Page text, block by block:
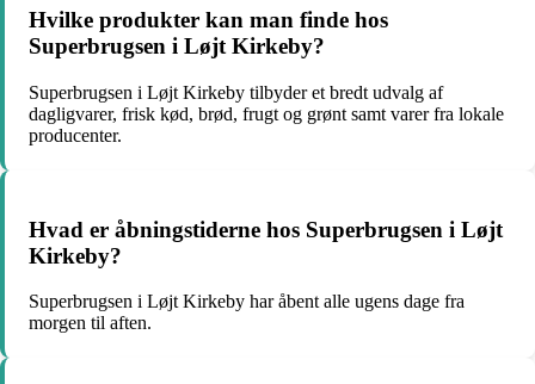
Hvilke produkter kan man finde hos
Superbrugsen i Løjt Kirkeby?
Superbrugsen i Løjt Kirkeby tilbyder et bredt udvalg af
dagligvarer, frisk kød, brød, frugt og grønt samt varer fra lokale
producenter.
Hvad er åbningstiderne hos Superbrugsen i Løjt
Kirkeby?
Superbrugsen i Løjt Kirkeby har åbent alle ugens dage fra
morgen til aften.